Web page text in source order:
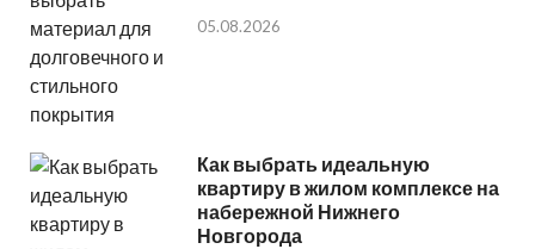
05.08.2026
Как выбрать идеальную
квартиру в жилом комплексе на
набережной Нижнего
Новгорода